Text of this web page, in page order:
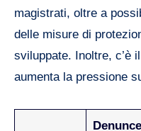
magistrati, oltre a
delle misure di
sviluppate. Inoltre, c’è
aumenta la pressione
Denunce